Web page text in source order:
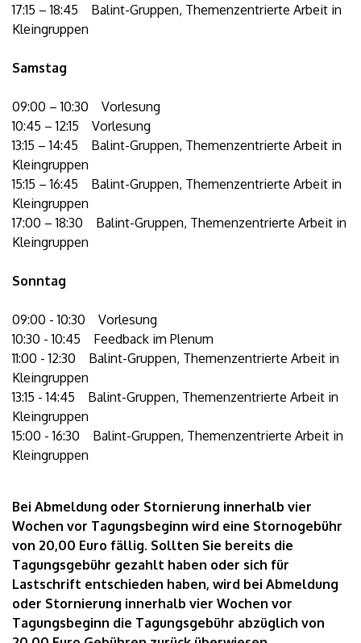
17:15 – 18:45 Balint-Gruppen, Themenzentrierte Arbeit in
Kleingruppen
Samstag
09:00 – 10:30 Vorlesung
10:45 – 12:15 Vorlesung
13:15 – 14:45 Balint-Gruppen, Themenzentrierte Arbeit in
Kleingruppen
15:15 – 16:45 Balint-Gruppen, Themenzentrierte Arbeit in
Kleingruppen
17:00 – 18:30 Balint-Gruppen, Themenzentrierte Arbeit in
Kleingruppen
Sonntag
09:00 - 10:30 Vorlesung
10:30 - 10:45 Feedback im Plenum
11:00 - 12:30 Balint-Gruppen, Themenzentrierte Arbeit in
Kleingruppen
13:15 - 14:45 Balint-Gruppen, Themenzentrierte Arbeit in
Kleingruppen
15:00 - 16:30 Balint-Gruppen, Themenzentrierte Arbeit in
Kleingruppen
Bei Abmeldung oder Stornierung innerhalb vier
Wochen vor Tagungsbeginn wird eine Stornogebühr
von 20,00 Euro fällig. Sollten Sie bereits die
Tagungsgebühr gezahlt haben oder sich für
Lastschrift entschieden haben, wird bei Abmeldung
oder Stornierung innerhalb vier Wochen vor
Tagungsbeginn die Tagungsgebühr abzüglich von